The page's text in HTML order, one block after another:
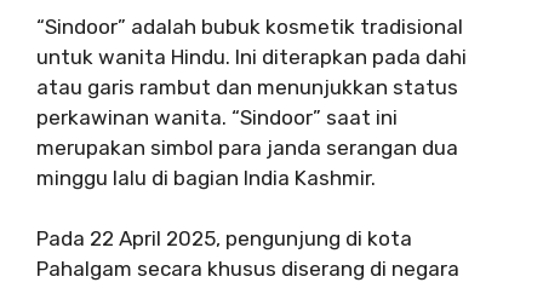
“Sindoor” adalah bubuk kosmetik tradisional
untuk wanita Hindu. Ini diterapkan pada dahi
atau garis rambut dan menunjukkan status
perkawinan wanita. “Sindoor” saat ini
merupakan simbol para janda serangan dua
minggu lalu di bagian India Kashmir.
Pada 22 April 2025, pengunjung di kota
Pahalgam secara khusus diserang di negara